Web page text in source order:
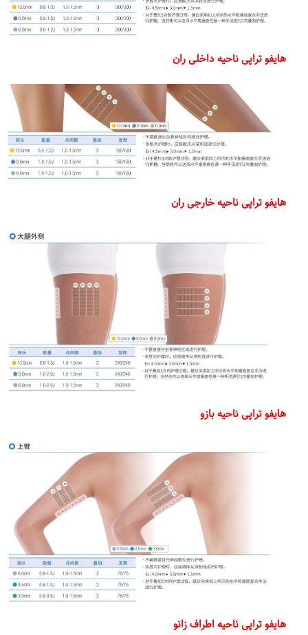
هایفو تراپی ناحیه داخلی ران
هایفو تراپی ناحیه خارجی ران
هایفو تراپی ناحیه بازو
هایفو تراپی ناحیه اطراف زانو